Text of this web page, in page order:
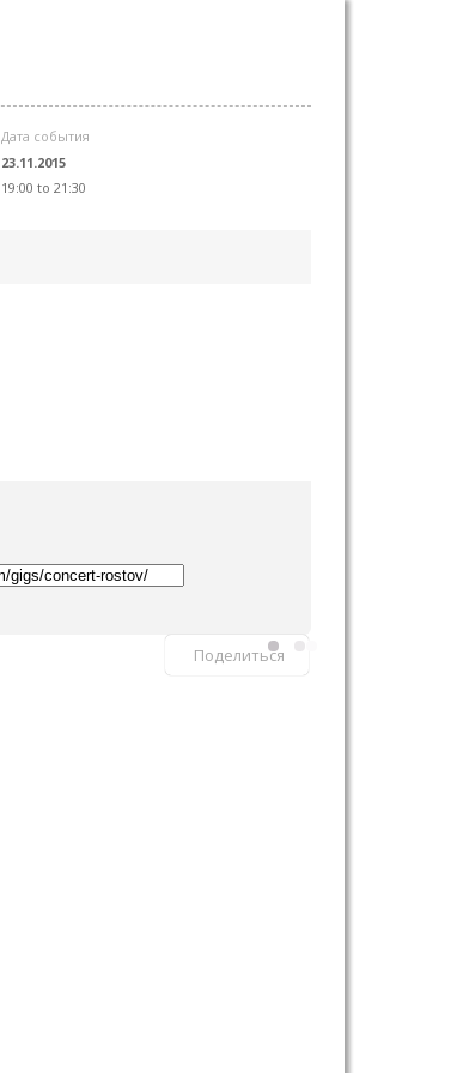
Дата события
23.11.2015
19:00 to 21:30
Поделиться